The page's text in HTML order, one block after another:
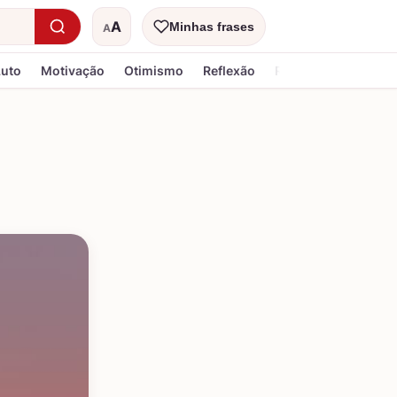
AA
Tamanho do textoMinhas frases
Motivação Otimismo Reflexão Religiosa